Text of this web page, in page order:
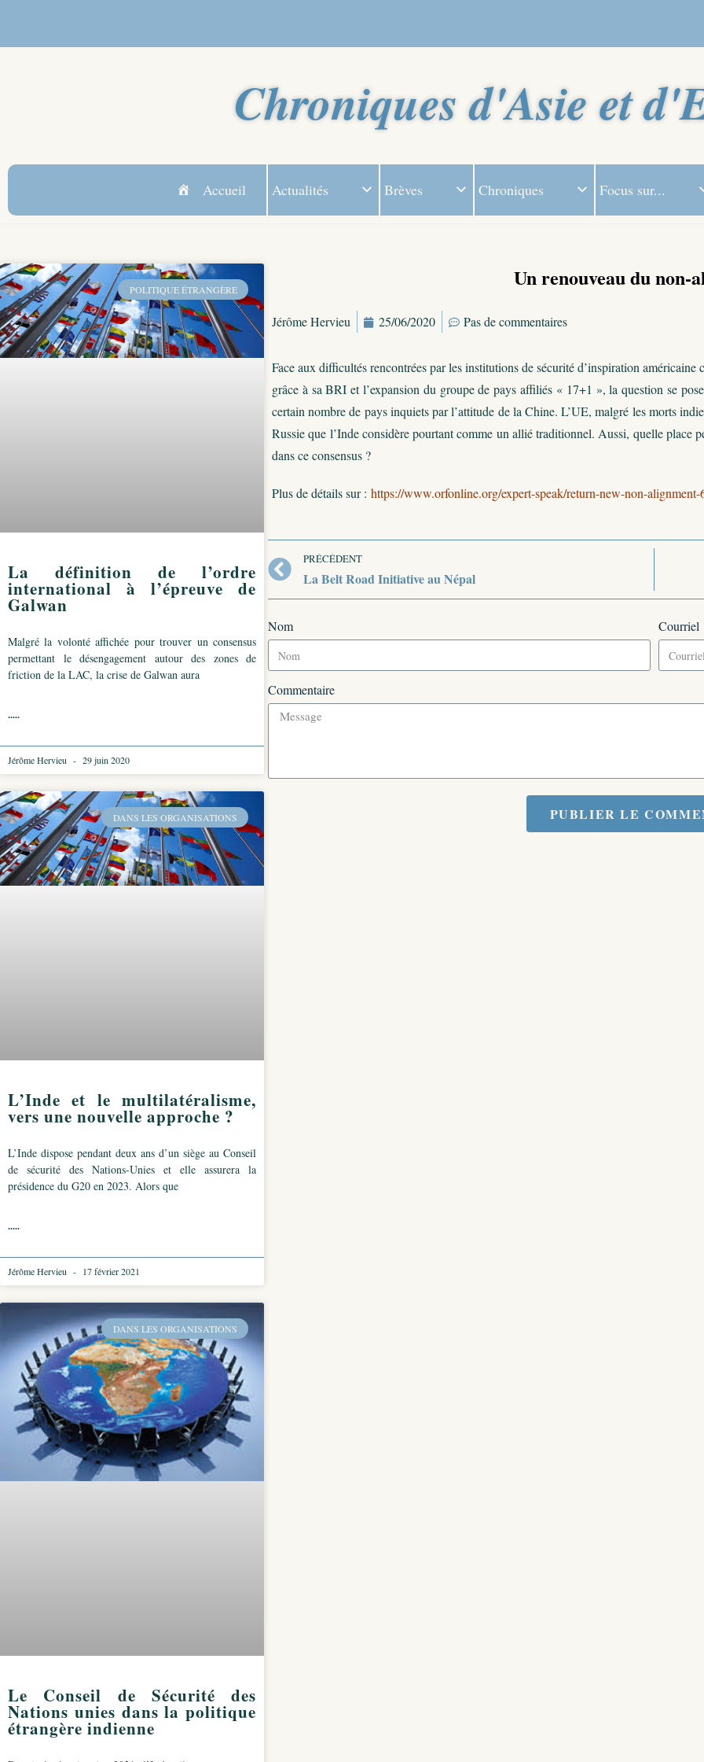
Chroniques d'Asie et
Accueil Actualités Brèves Chroniques Focus sur...
POLITIQUE ÉTRANGÈRE
La définition de l’ordre
international à l’épreuve de
Galwan
Malgré la volonté affichée pour trouver un consensus
permettant le désengagement autour des zones de
friction de la LAC, la crise de Galwan aura
.....
Jérôme Hervieu 29 juin 2020
DANS LES ORGANISATIONS
L’Inde et le multilatéralisme,
vers une nouvelle approche ?
L’Inde dispose pendant deux ans d’un siège au Conseil
de sécurité des Nations-Unies et elle assurera la
présidence du G20 en 2023. Alors que
.....
Jérôme Hervieu 17 février 2021
DANS LES ORGANISATIONS
Le Conseil de Sécurité des
Nations unies dans la politique
étrangère indienne
Un renouveau du non-
Jérôme Hervieu 25/06/2020 Pas de commentaires
Face aux difficultés rencontrées par les institutions de sécurité d’inspiration
grâce à sa BRI et l’expansion du groupe de pays affiliés « 17+1 », la question se
certain nombre de pays inquiets par l’attitude de la Chine. L’UE, malgré les morts
Russie que l’Inde considère pourtant comme un allié traditionnel. Aussi, quelle place
dans ce consensus ?
Plus de détails sur : https://www.orfonline.org/expert-speak/return-new-non-alignment-
PRÉCÉDENT
La Belt Road Initiative au Népal
Nom Courriel
Commentaire
PUBLIER LE